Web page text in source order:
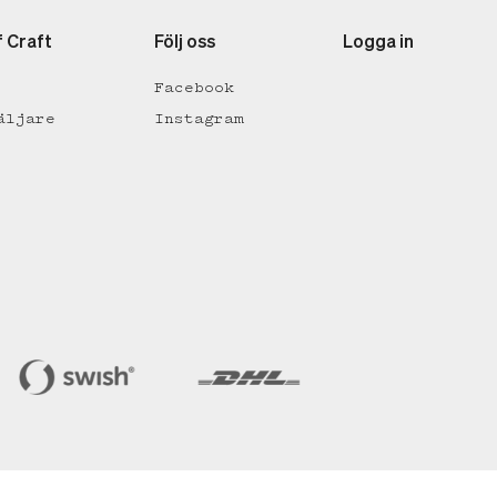
Craft Följ oss
Facebook
Instagram
Logga in